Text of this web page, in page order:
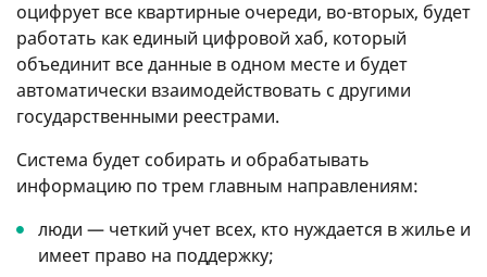
оцифрует все квартирные очереди, во-вторых, будет
работать как единый цифровой хаб, который
объединит все данные в одном месте и будет
автоматически взаимодействовать с другими
государственными реестрами.
Система будет собирать и обрабатывать
информацию по трем главным направлениям:
люди — четкий учет всех, кто нуждается в жилье и
имеет право на поддержку;